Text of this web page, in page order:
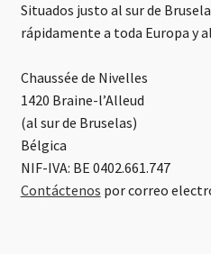
Situados justo al sur de
rápidamente a toda Europa y
Chaussée de Nivelles
1420 Braine-l’Alleud
(al sur de Bruselas)
Bélgica
NIF-IVA: BE 0402.661.747
Contáctenos por correo